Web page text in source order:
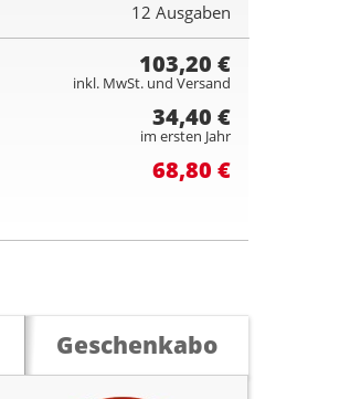
12 Ausgaben
103,20 €
inkl. MwSt. und Versand
34,40 €
im ersten Jahr
68,80 €
Geschenkabo